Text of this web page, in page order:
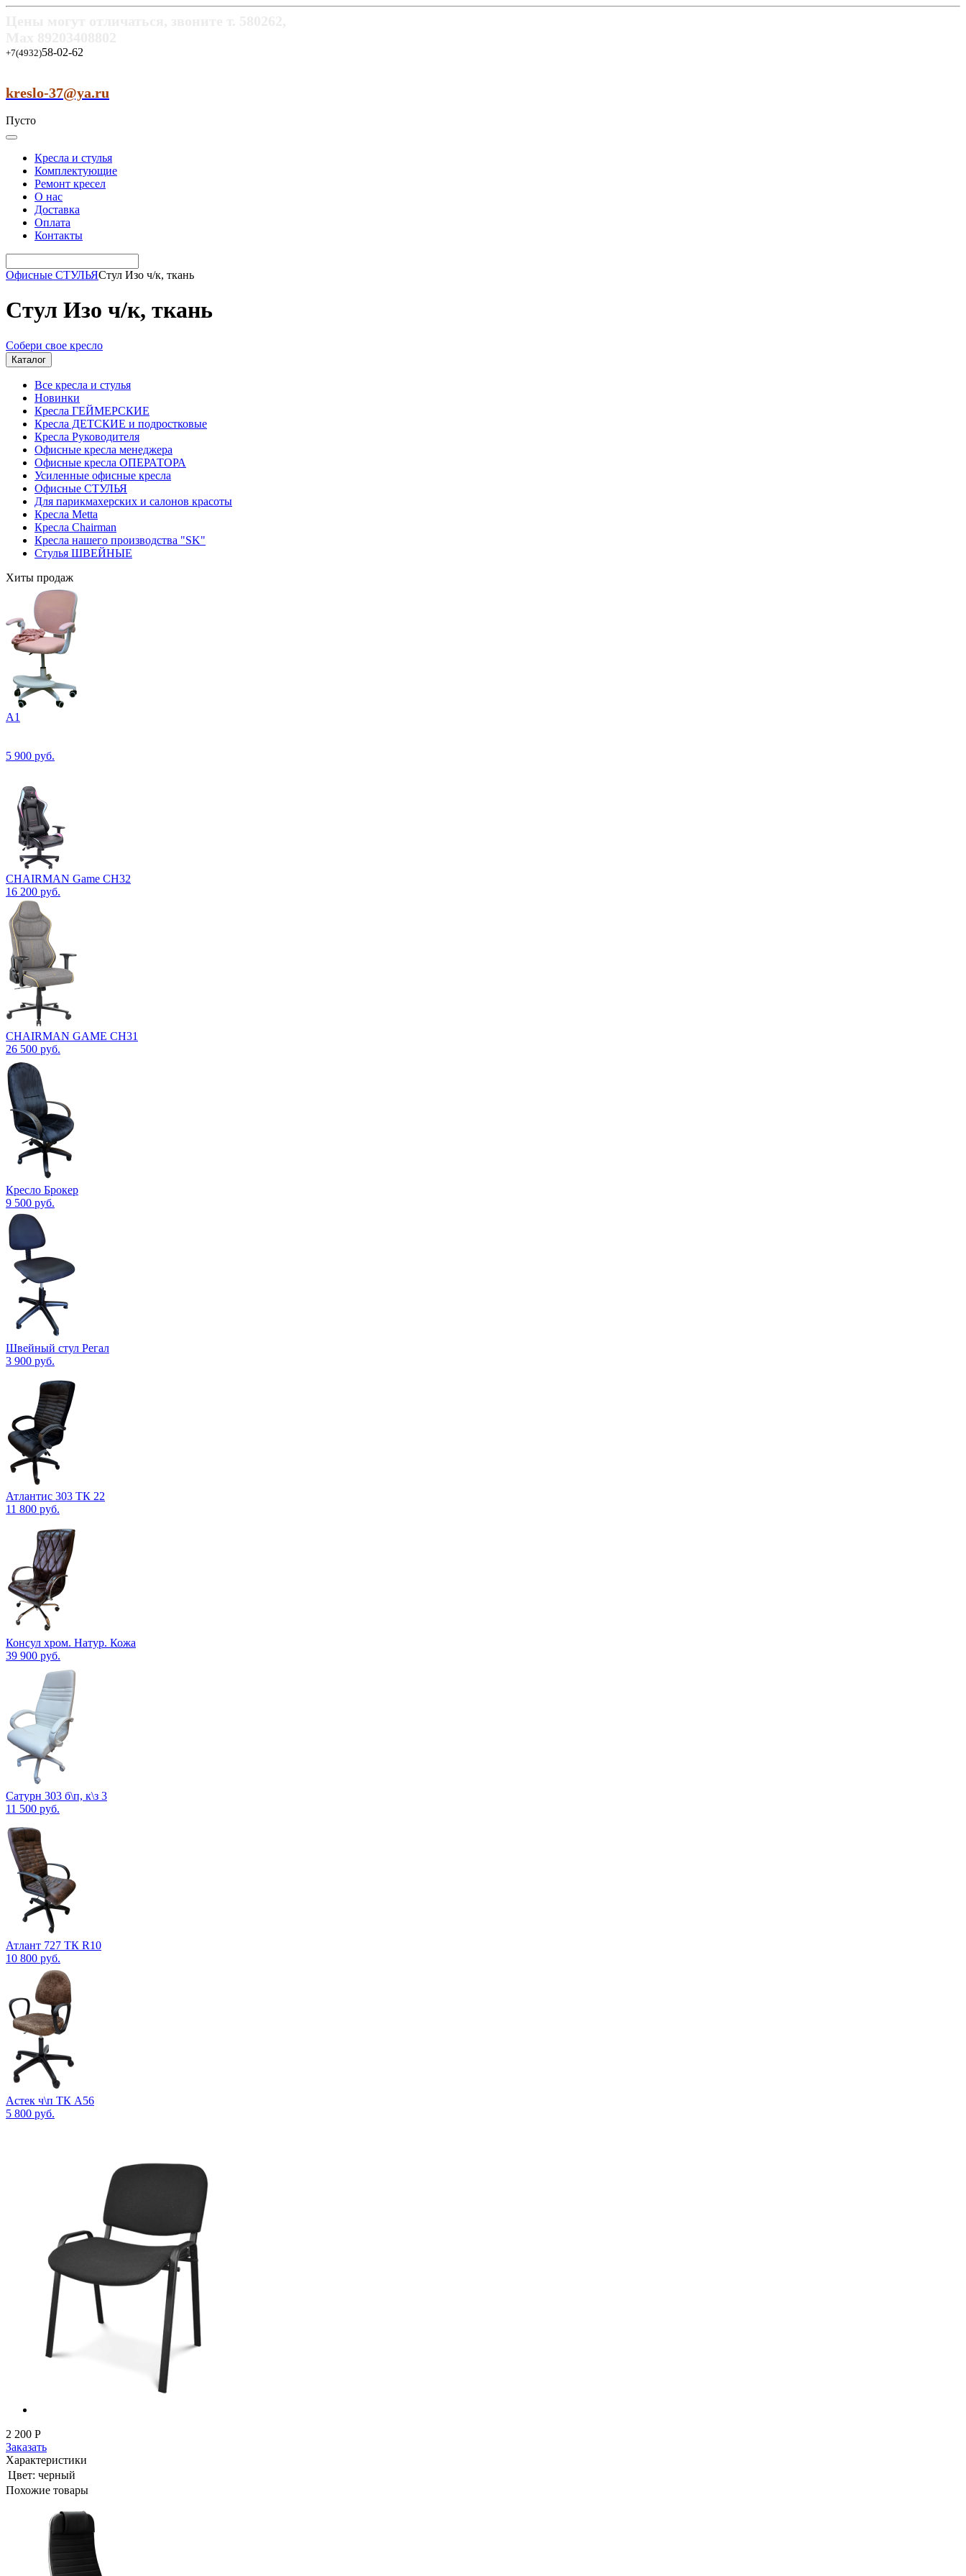
+7(4932)58-02-62
kreslo-37@ya.ru
Пусто
Кресла и стулья
Комплектующие
Ремонт кресел
О нас
Доставка
Оплата
Контакты
Офисные СТУЛЬЯСтул Изо ч/к, ткань
Стул Изо ч/к, ткань
Собери свое кресло
Каталог
Все кресла и стулья
Новинки
Кресла ГЕЙМЕРСКИЕ
Кресла ДЕТСКИЕ и подростковые
Кресла Руководителя
Офисные кресла менеджера
Офисные кресла ОПЕРАТОРА
Усиленные офисные кресла
Офисные СТУЛЬЯ
Для парикмахерских и салонов красоты
Кресла Metta
Кресла Chairman
Кресла нашего производства "SK"
Стулья ШВЕЙНЫЕ
Хиты продаж
А1
5 900 руб.
CHAIRMAN Game CH32
16 200 руб.
CHAIRMAN GAME CH31
26 500 руб.
Кресло Брокер
9 500 руб.
Швейный стул Регал
3 900 руб.
Атлантис 303 ТК 22
11 800 руб.
Консул хром. Натур. Кожа
39 900 руб.
Сатурн 303 б\п, к\з 3
11 500 руб.
Атлант 727 ТК R10
10 800 руб.
Астек ч\п ТК А56
5 800 руб.
2 200 Р
Заказать
Характеристики
Цвет: черный
Похожие товары